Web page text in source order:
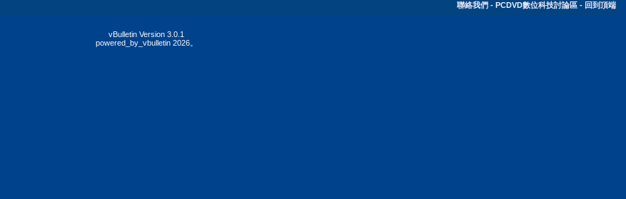
聯絡我們 - PCDVD數位科技討論區 - 回到頂端
vBulletin Version 3.0.1
powered_by_vbulletin 2026。